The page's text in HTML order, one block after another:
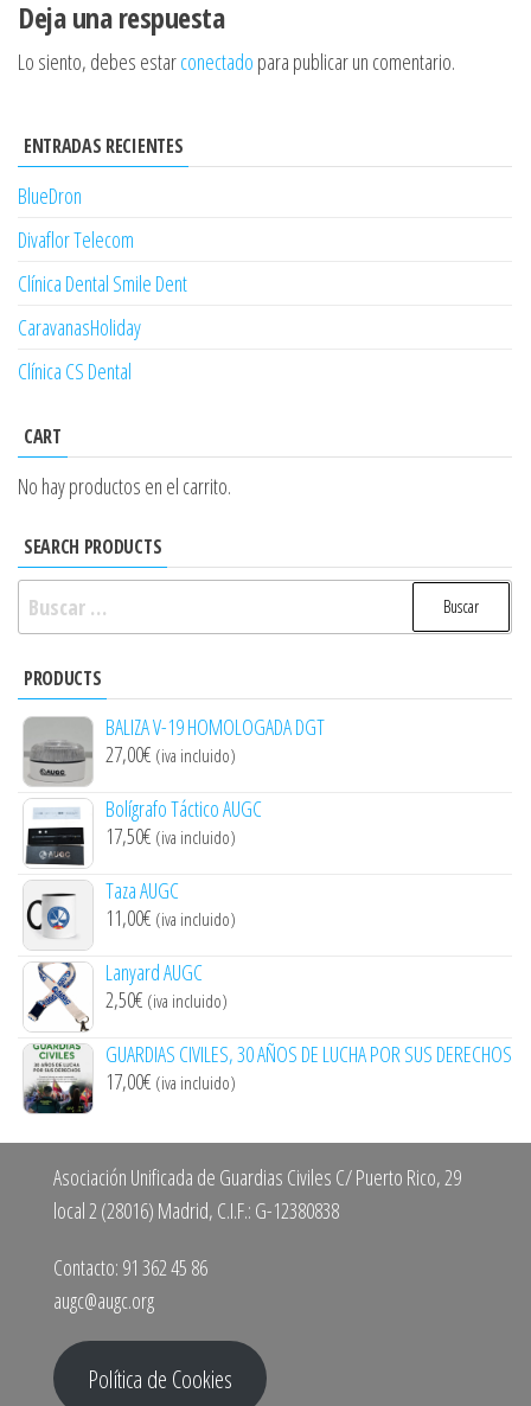
entradas
Deja una respuesta
Lo siento, debes estarconectado para publicar un comentario.
ENTRADAS RECIENTES
BlueDron
Divaflor Telecom
Clínica Dental Smile Dent
CaravanasHoliday
Clínica CS Dental
CART
No hay productos en el carrito.
SEARCH PRODUCTS
Buscar:
PRODUCTS
BALIZA V-19 HOMOLOGADA DGT
27,00€ (iva incluido)
Bolígrafo Táctico AUGC
17,50€ (iva incluido)
Taza AUGC
11,00€ (iva incluido)
Lanyard AUGC
2,50€ (iva incluido)
GUARDIAS CIVILES, 30 AÑOS DE LUCHA POR SUS DERECHOS
17,00€ (iva incluido)
Asociación Unificada de Guardias Civiles C/ Puerto Rico, 29
local 2 (28016) Madrid, C.I.F.: G-12380838
Contacto: 91 362 45 86
augc@augc.org
Política de Cookies